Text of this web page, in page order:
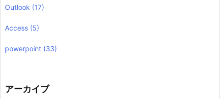
Outlook (17)
Access (5)
powerpoint (33)
アーカイブ